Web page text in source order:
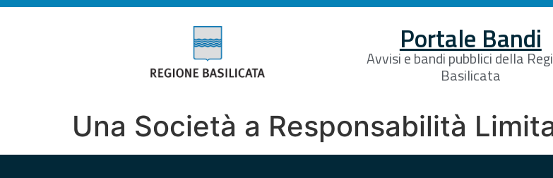
Portale Bandi
Avvisi e bandi pubblici della
Basilicata
Una Società a Responsabilità